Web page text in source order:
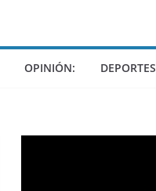
OPINIÓN: DEPORTES